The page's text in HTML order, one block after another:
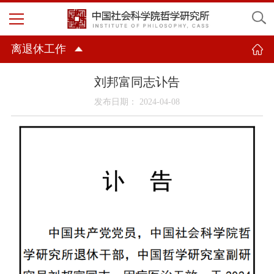
离退休工作
刘邦富同志讣告
发布日期： 2024-04-08